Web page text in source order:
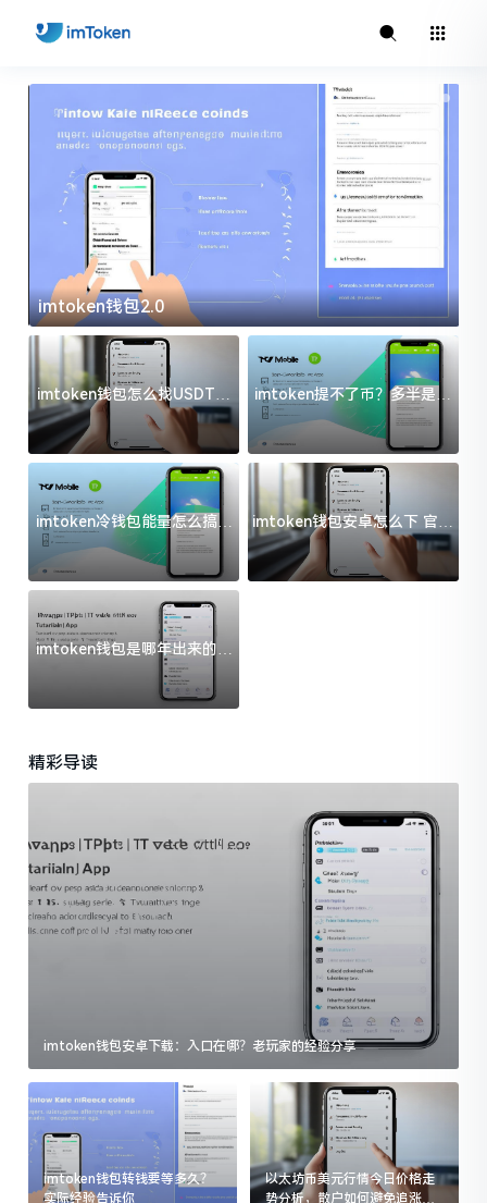
imtoken钱包2.0
imtoken钱包怎么找USDT地
址？三步搞定不踩坑
imtoken提不了币？多半是这
几件事没处理好
imtoken冷钱包能量怎么搞？
过来人告诉你门道
imtoken钱包安卓怎么下 官方
渠道避坑指南
imtoken钱包是哪年出来的？
一文给你说清楚
精彩导读
imtoken钱包安卓下载：入口在哪？老玩家的经验分享
imtoken钱包转钱要等多久？
实际经验告诉你
以太坊币美元行情今日价格走
势分析，散户如何避免追涨杀